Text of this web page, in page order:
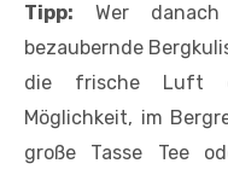
Tipp: Wer
bezaubernde
die frische Luft
Möglichkeit, im
große Tasse Tee